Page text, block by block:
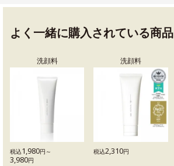
よく一緒に購入されている商品
洗顔料
税込1,980円～
3,980円
洗顔料
税込2,310円